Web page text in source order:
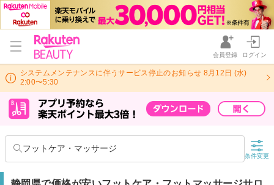
会員登録 ログイン
システムメンテナンスに伴うサービス停止のお知らせ 8月12日 (水)
2:00〜5:30
フットケア・マッサージ
条件変更